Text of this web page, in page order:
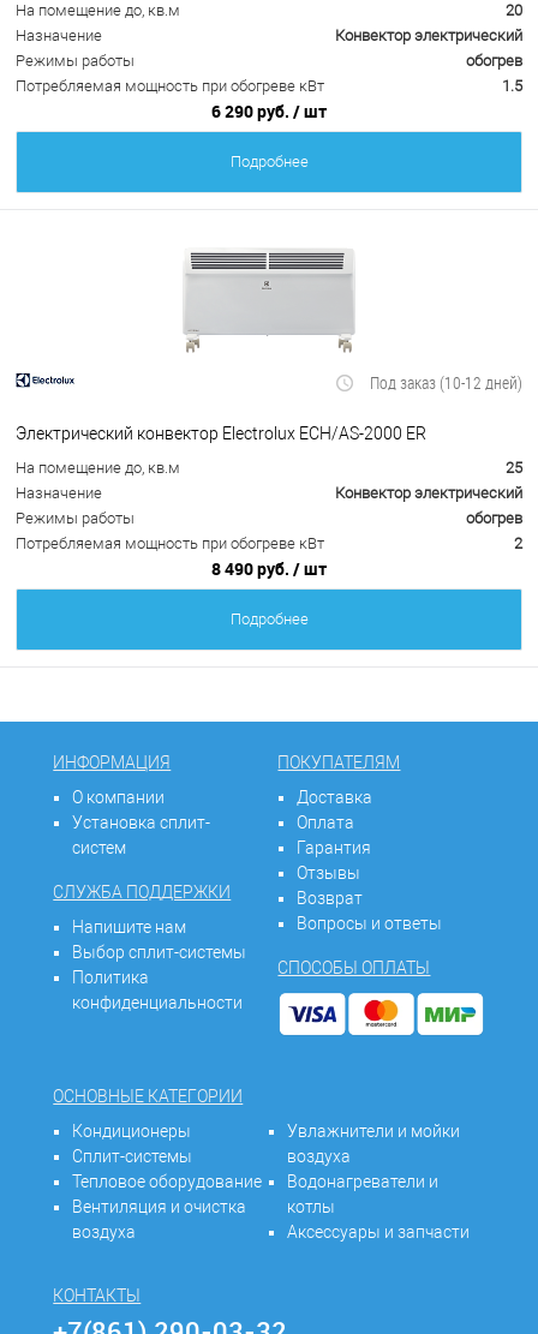
На помещение до, кв.м
20
Назначение
Конвектор электрический
Режимы работы
обогрев
Потребляемая мощность при обогреве кВт
1.5
6 290 руб. / шт
Подробнее
Под заказ (10-12 дней)
Электрический конвектор Electrolux ECH/AS-2000 ER
На помещение до, кв.м
25
Назначение
Конвектор электрический
Режимы работы
обогрев
Потребляемая мощность при обогреве кВт
2
8 490 руб. / шт
Подробнее
ИНФОРМАЦИЯ
О компании
Установка сплит-
систем
СЛУЖБА ПОДДЕРЖКИ
Напишите нам
Выбор сплит-системы
Политика
конфиденциальности
ПОКУПАТЕЛЯМ
Доставка
Оплата
Гарантия
Отзывы
Возврат
Вопросы и ответы
СПОСОБЫ ОПЛАТЫ
ОСНОВНЫЕ КАТЕГОРИИ
Кондиционеры
Сплит-системы
Тепловое оборудование
Вентиляция и очистка
воздуха
Увлажнители и мойки
воздуха
Водонагреватели и
котлы
Аксессуары и запчасти
КОНТАКТЫ